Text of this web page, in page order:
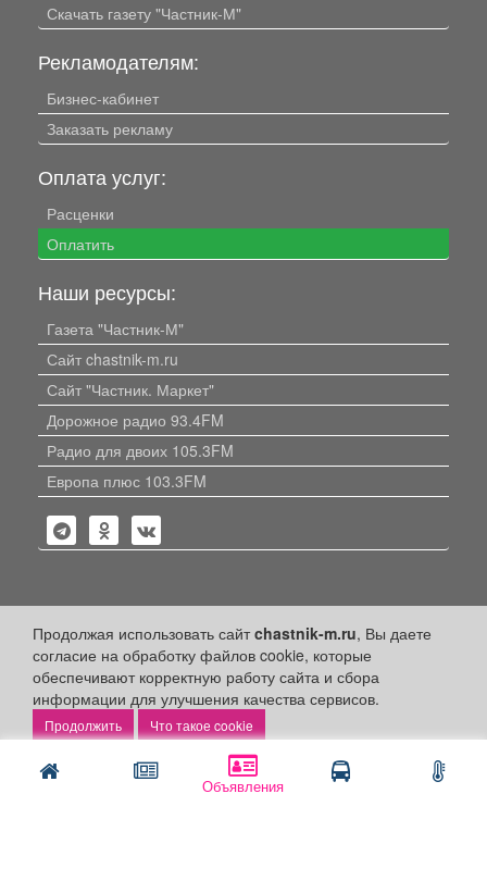
Объявления
Продолжая использовать сайтchastnik-m.ru, Вы даете
согласие на обработку файлов cookie, которые
обеспечивают корректную работу сайта и сбора
информации для улучшения качества сервисов.
Что такое cookie
Скачать газету "Частник-М"
Рекламодателям:
Бизнес-кабинет
Заказать рекламу
Оплата услуг:
Расценки
Оплатить
Наши ресурсы:
Газета "Частник-М"
Сайт chastnik-m.ru
Сайт "Частник. Маркет"
Дорожное радио 93.4FM
Радио для двоих 105.3FM
Европа плюс 103.3FM
Политика конфиденциальности
Публикации с пометкой «Реклама», «На правах рекламы»,
«Партнёрский проект» оплачены рекламодателем.
Редакция сайта не несет ответственности за достоверность
объявлениях.
+16 © 2006-2026 ООО "Частник-М"